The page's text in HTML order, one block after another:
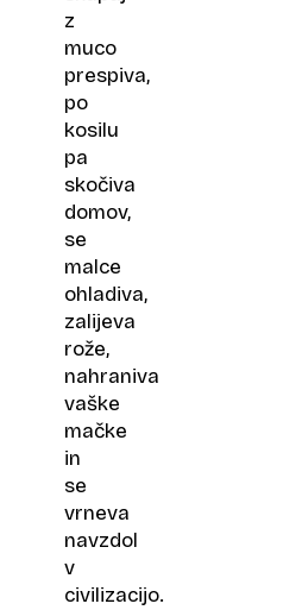
z
muco
prespiva,
po
kosilu
pa
skočiva
domov,
se
malce
ohladiva,
zalijeva
rože,
nahraniva
vaške
mačke
in
se
vrneva
navzdol
v
civilizacijo.